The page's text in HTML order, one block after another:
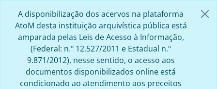
A disponibilização dos acervos na plataforma
AtoM desta instituição arquivística pública está
amparada pelas Leis de Acesso à Informação,
(Federal: n.º 12.527/2011 e Estadual n.º
9.871/2012), nesse sentido, o acesso aos
documentos disponibilizados online está
condicionado ao atendimento aos preceitos